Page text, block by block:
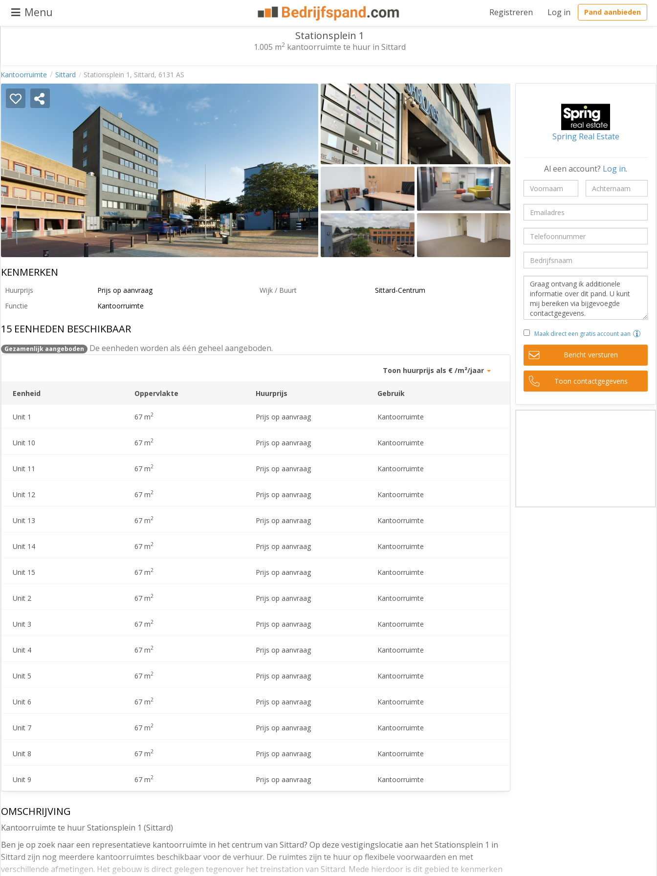
Menu Registreren Log in Pand aanbieden
aanbieden
Pand
zoeken
Waarom
adverteren
Blog
Registreren
Login
Kantoorruimte Sittard Stationsplein 1, Sittard, 6131 AS
Stationsplein 1
1.005 m2kantoorruimte te huur in Sittard
KENMERKEN
Huurprijs
Prijs op aanvraag
Functie
Kantoorruimte
Wijk / Buurt Sittard-Centrum
15 EENHEDEN BESCHIKBAAR
Gezamenlijk aangeboden De eenheden worden als één geheel aangeboden.
Toon huurprijs als € /m²/jaar
Eenheid Oppervlakte Huurprijs Gebruik
Unit 1 67 m2 Prijs op aanvraag Kantoorruimte
Unit 10 67 m2 Prijs op aanvraag Kantoorruimte
Unit 11 67 m2 Prijs op aanvraag Kantoorruimte
Unit 12 67 m2 Prijs op aanvraag Kantoorruimte
Unit 13 67 m2 Prijs op aanvraag Kantoorruimte
Unit 14 67 m2 Prijs op aanvraag Kantoorruimte
Unit 15 67 m2 Prijs op aanvraag Kantoorruimte
Unit 2 67 m2 Prijs op aanvraag Kantoorruimte
Unit 3 67 m2 Prijs op aanvraag Kantoorruimte
Unit 4 67 m2 Prijs op aanvraag Kantoorruimte
Unit 5 67 m2 Prijs op aanvraag Kantoorruimte
Unit 6 67 m2 Prijs op aanvraag Kantoorruimte
Unit 7 67 m2 Prijs op aanvraag Kantoorruimte
Unit 8 67 m2 Prijs op aanvraag Kantoorruimte
Unit 9 67 m2 Prijs op aanvraag Kantoorruimte
OMSCHRIJVING
Kantoorruimte te huur Stationsplein 1 (Sittard)
Ben je op zoek naar een representatieve kantoorruimte in het centrum van Sittard? Op deze vestigingslocatie aan het Stationsplein 1 in
Sittard zijn nog meerdere kantoorruimtes beschikbaar voor de verhuur. De ruimtes zijn te huur op flexibele voorwaarden en met
verschillende afmetingen. Het gebouw is direct gelegen tegenover het treinstation van Sittard. Mede hierdoor is dit gebied te kenmerken
Spring Real Estate
Al een account? Log in.
Maak direct een gratis account aan
Bericht versturen
Toon contactgegevens